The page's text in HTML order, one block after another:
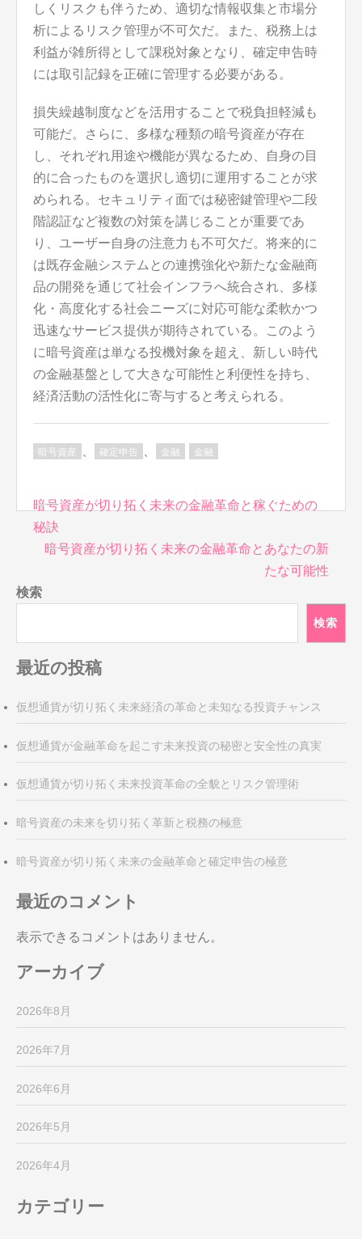
しくリスクも伴うため、適切な情報収集と市場分
析によるリスク管理が不可欠だ。また、税務上は
利益が雑所得として課税対象となり、確定申告時
には取引記録を正確に管理する必要がある。
損失繰越制度などを活用することで税負担軽減も
可能だ。さらに、多様な種類の暗号資産が存在
し、それぞれ用途や機能が異なるため、自身の目
的に合ったものを選択し適切に運用することが求
められる。セキュリティ面では秘密鍵管理や二段
階認証など複数の対策を講じることが重要であ
り、ユーザー自身の注意力も不可欠だ。将来的に
は既存金融システムとの連携強化や新たな金融商
品の開発を通じて社会インフラへ統合され、多様
化・高度化する社会ニーズに対応可能な柔軟かつ
迅速なサービス提供が期待されている。このよう
に暗号資産は単なる投機対象を超え、新しい時代
の金融基盤として大きな可能性と利便性を持ち、
経済活動の活性化に寄与すると考えられる。
暗号資産 確定申告 金融 金融
投
稿
ナ
ゲ
ー
ョ
ン
暗号資産が切り拓く未来の金融革命と稼ぐための
秘訣
暗号資産が切り拓く未来の金融革命とあなたの新
たな可能性
検索
検索
最近の投稿
仮想通貨が切り拓く未来経済の革命と未知なる投資チャンス
仮想通貨が金融革命を起こす未来投資の秘密と安全性の真実
仮想通貨が切り拓く未来投資革命の全貌とリスク管理術
暗号資産の未来を切り拓く革新と税務の極意
暗号資産が切り拓く未来の金融革命と確定申告の極意
最近のコメント
表示できるコメントはありません。
アーカイブ
2026年8月
2026年7月
2026年6月
2026年5月
2026年4月
カテゴリー